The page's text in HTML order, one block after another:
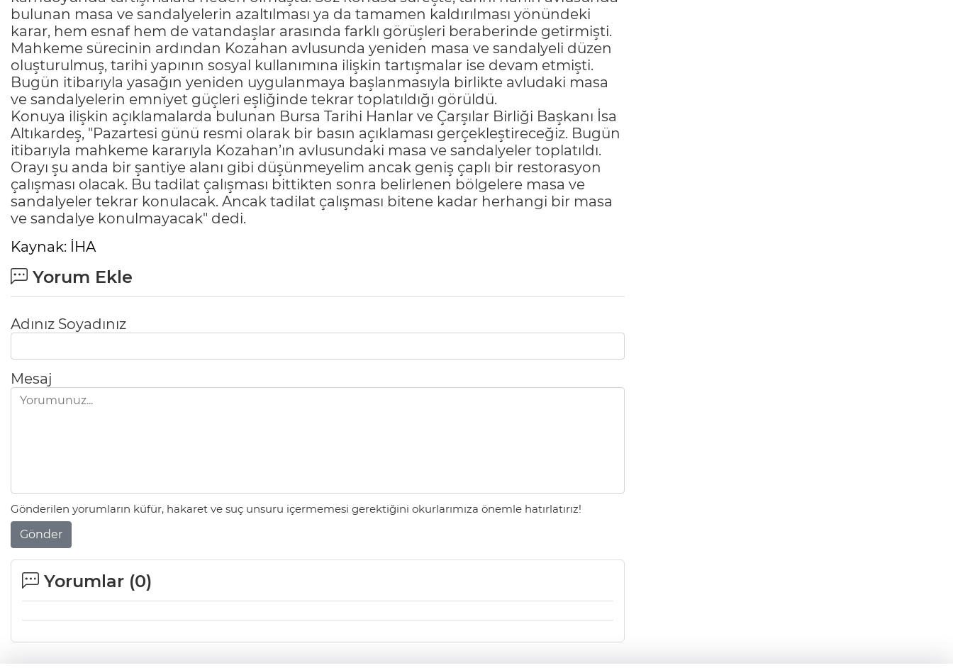
bulunan masa ve sandalyelerin azaltılması ya da tamamen kaldırılması yönündeki
karar, hem esnaf hem de vatandaşlar arasında farklı görüşleri beraberinde getirmişti.
Mahkeme sürecinin ardından Kozahan avlusunda yeniden masa ve sandalyeli düzen
oluşturulmuş, tarihi yapının sosyal kullanımına ilişkin tartışmalar ise devam etmişti.
Bugün itibarıyla yasağın yeniden uygulanmaya başlanmasıyla birlikte avludaki masa
ve sandalyelerin emniyet güçleri eşliğinde tekrar toplatıldığı görüldü.
Konuya ilişkin açıklamalarda bulunan Bursa Tarihi Hanlar ve Çarşılar Birliği Başkanı İsa
Altıkardeş, "Pazartesi günü resmi olarak bir basın açıklaması gerçekleştireceğiz. Bugün
itibarıyla mahkeme kararıyla Kozahan’ın avlusundaki masa ve sandalyeler toplatıldı.
Orayı şu anda bir şantiye alanı gibi düşünmeyelim ancak geniş çaplı bir restorasyon
çalışması olacak. Bu tadilat çalışması bittikten sonra belirlenen bölgelere masa ve
sandalyeler tekrar konulacak. Ancak tadilat çalışması bitene kadar herhangi bir masa
ve sandalye konulmayacak" dedi.
Kaynak: İHA
Yorum Ekle
Adınız Soyadınız
Mesaj
Gönderilen yorumların küfür, hakaret ve suç unsuru içermemesi gerektiğini okurlarımıza önemle hatırlatırız!
Gönder
Yorumlar (0)